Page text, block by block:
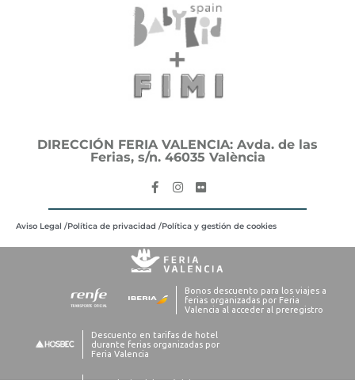
DIRECCIÓN FERIA VALENCIA: Avda. de las
Ferias, s/n. 46035 València
Aviso Legal /Política de privacidad /Política y gestión de cookies